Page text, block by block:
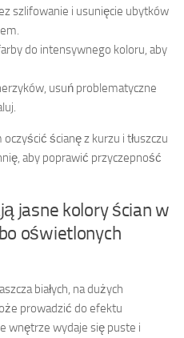
szlifowanie i usunięcie ubytków
do intensywnego koloru, aby
usuń problematyczne
ścianę z kurzu i tłuszczu
aby poprawić przyczepność
jasne kolory ścian w
oświetlonych
białych, na dużych
prowadzić do efektu
wnętrze wydaje się puste i